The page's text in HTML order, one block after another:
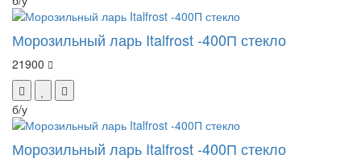
Морозильный ларь Italfrost -400П стекло
21900
б/у
Морозильный ларь Italfrost -400П стекло